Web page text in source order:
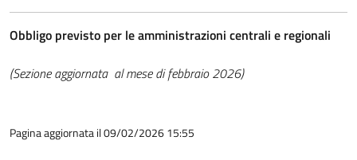
Obbligo previsto per le amministrazioni centrali e regionali
(Sezione aggiornata al mese di febbraio 2026)
Pagina aggiornata il 09/02/2026 15:55